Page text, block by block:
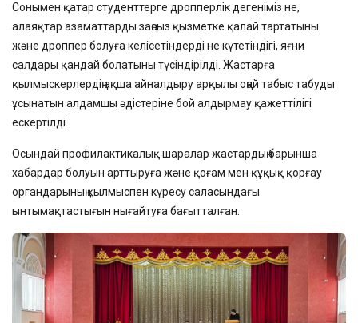
Сонымен қатар студенттерге дропперлік дегеніміз не,
алаяқтар азаматтарды заңсыз қызметке қалай тартатыны
және дроппер болуға келісетіндерді не күтетіндігі, яғни
салдары қандай болатыны түсіндірілді. Жастарға
қылмыскерлердің ақша айналдыру арқылы оңай табыс табуды
ұсынатын алдамшы әдістеріне бой алдырмау қажеттілігі
ескертілді.
Осындай профилактикалық шаралар жастардың барынша
хабардар болуын арттыруға және қоғам мен құқық қорғау
органдарының қылмыспен күресу саласындағы
ынтымақтастығын нығайтуға бағытталған.